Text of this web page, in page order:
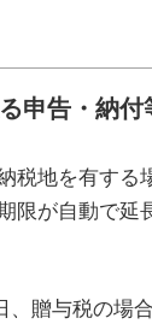
申告・納
地を有する
限が自動で
贈与税の場